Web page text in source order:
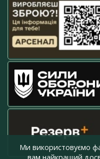
Ми використовуємо